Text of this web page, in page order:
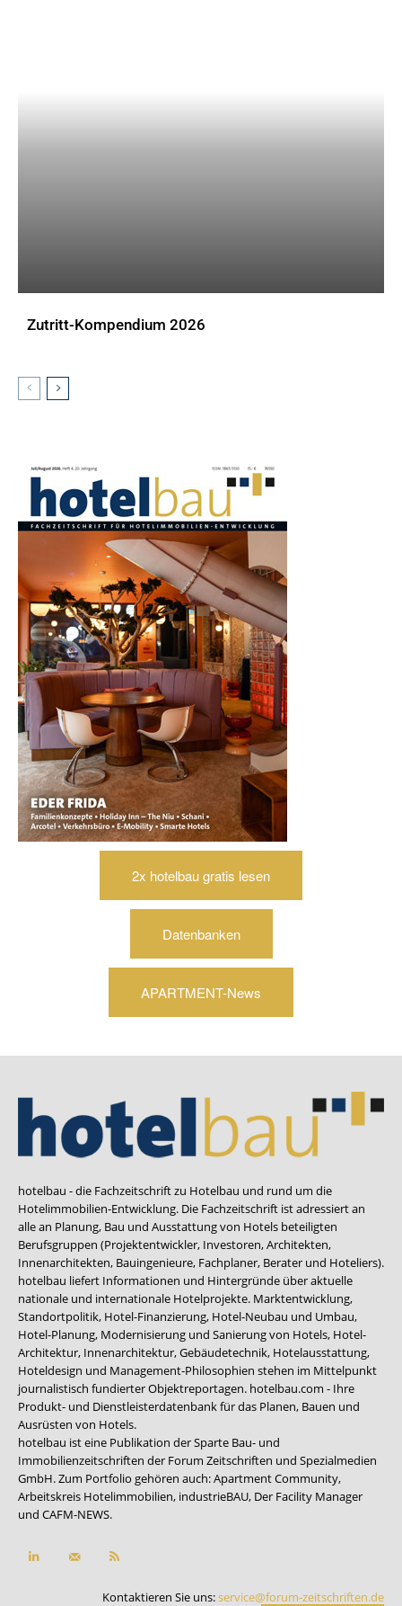
Zutritt-Kompendium 2026
2x hotelbau gratis lesen
Datenbanken
APARTMENT-News
hotelbau - die Fachzeitschrift zu Hotelbau und rund um die
Hotelimmobilien-Entwicklung. Die Fachzeitschrift ist adressiert an
alle an Planung, Bau und Ausstattung von Hotels beteiligten
Berufsgruppen (Projektentwickler, Investoren, Architekten,
Innenarchitekten, Bauingenieure, Fachplaner, Berater und Hoteliers).
hotelbau liefert Informationen und Hintergründe über aktuelle
nationale und internationale Hotelprojekte. Marktentwicklung,
Standortpolitik, Hotel-Finanzierung, Hotel-Neubau und Umbau,
Hotel-Planung, Modernisierung und Sanierung von Hotels, Hotel-
Architektur, Innenarchitektur, Gebäudetechnik, Hotelausstattung,
Hoteldesign und Management-Philosophien stehen im Mittelpunkt
journalistisch fundierter Objektreportagen. hotelbau.com - Ihre
Produkt- und Dienstleisterdatenbank für das Planen, Bauen und
Ausrüsten von Hotels.
hotelbau ist eine Publikation der Sparte Bau- und
Immobilienzeitschriften der Forum Zeitschriften und Spezialmedien
GmbH. Zum Portfolio gehören auch:Apartment Community,
Arbeitskreis Hotelimmobilien, industrieBAU, Der Facility Manager
und CAFM-NEWS.
Kontaktieren Sie uns:service@forum-zeitschriften.de